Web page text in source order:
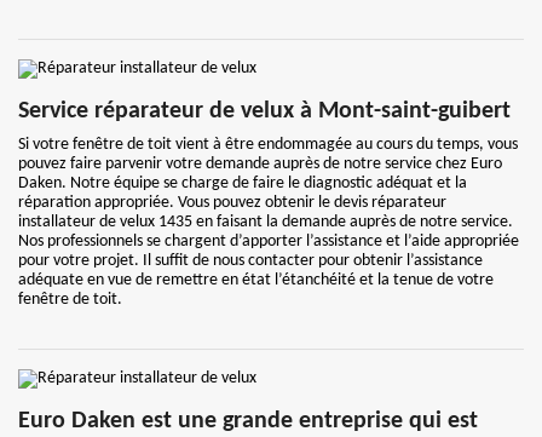
Service réparateur de velux à Mont-saint-guibert
Si votre fenêtre de toit vient à être endommagée au cours du temps, vous
pouvez faire parvenir votre demande auprès de notre service chez Euro
Daken. Notre équipe se charge de faire le diagnostic adéquat et la
réparation appropriée. Vous pouvez obtenir le devis réparateur
installateur de velux 1435 en faisant la demande auprès de notre service.
Nos professionnels se chargent d’apporter l’assistance et l’aide appropriée
pour votre projet. Il suffit de nous contacter pour obtenir l’assistance
adéquate en vue de remettre en état l’étanchéité et la tenue de votre
fenêtre de toit.
Euro Daken est une grande entreprise qui est